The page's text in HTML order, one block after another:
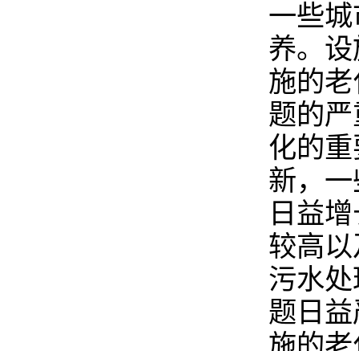
一些
养。
施的
题的
化的
新，
日益
较高
污水
题日